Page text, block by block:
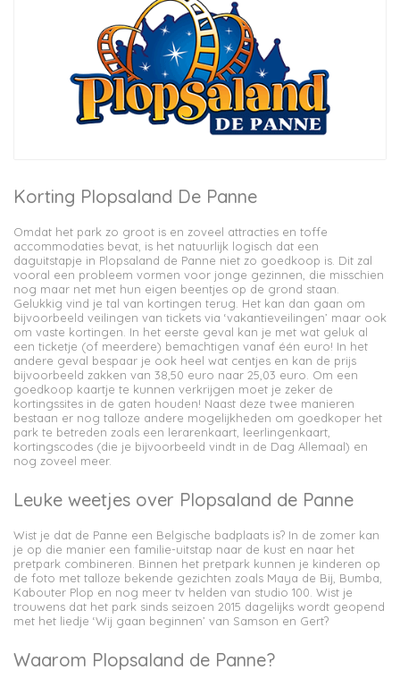
Korting Plopsaland De Panne
Omdat het park zo groot is en zoveel attracties en toffe
accommodaties bevat, is het natuurlijk logisch dat een
daguitstapje in Plopsaland de Panne niet zo goedkoop is. Dit zal
vooral een probleem vormen voor jonge gezinnen, die misschien
nog maar net met hun eigen beentjes op de grond staan.
Gelukkig vind je tal van kortingen terug. Het kan dan gaan om
bijvoorbeeld veilingen van tickets via ‘vakantieveilingen’ maar ook
om vaste kortingen. In het eerste geval kan je met wat geluk al
een ticketje (of meerdere) bemachtigen vanaf één euro! In het
andere geval bespaar je ook heel wat centjes en kan de prijs
bijvoorbeeld zakken van 38,50 euro naar 25,03 euro. Om een
goedkoop kaartje te kunnen verkrijgen moet je zeker de
kortingssites in de gaten houden! Naast deze twee manieren
bestaan er nog talloze andere mogelijkheden om goedkoper het
park te betreden zoals een lerarenkaart, leerlingenkaart,
kortingscodes (die je bijvoorbeeld vindt in de Dag Allemaal) en
nog zoveel meer.
Leuke weetjes over Plopsaland de Panne
Wist je dat de Panne een Belgische badplaats is? In de zomer kan
je op die manier een familie-uitstap naar de kust en naar het
pretpark combineren. Binnen het pretpark kunnen je kinderen op
de foto met talloze bekende gezichten zoals Maya de Bij, Bumba,
Kabouter Plop en nog meer tv helden van studio 100. Wist je
trouwens dat het park sinds seizoen 2015 dagelijks wordt geopend
met het liedje ‘Wij gaan beginnen’ van Samson en Gert?
Waarom Plopsaland de Panne?